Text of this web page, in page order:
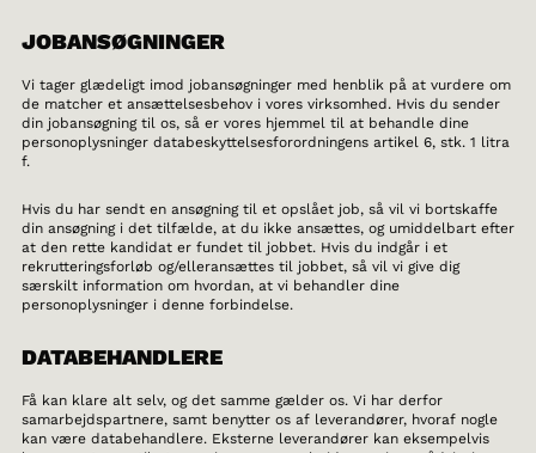
JOBANSØGNINGER
Vi tager glædeligt imod jobansøgninger med henblik på at vurdere om
de matcher et ansættelsesbehov i vores virksomhed. Hvis du sender
din jobansøgning til os, så er vores hjemmel til at behandle dine
personoplysninger databeskyttelsesforordningens artikel 6, stk. 1 litra
f.
Hvis du har sendt en ansøgning til et opslået job, så vil vi bortskaffe
din ansøgning i det tilfælde, at du ikke ansættes, og umiddelbart efter
at den rette kandidat er fundet til jobbet. Hvis du indgår i et
rekrutteringsforløb og/elleransættes til jobbet, så vil vi give dig
særskilt information om hvordan, at vi behandler dine
personoplysninger i denne forbindelse.
DATABEHANDLERE
Få kan klare alt selv, og det samme gælder os. Vi har derfor
samarbejdspartnere, samt benytter os af leverandører, hvoraf nogle
kan være databehandlere. Eksterne leverandører kan eksempelvis